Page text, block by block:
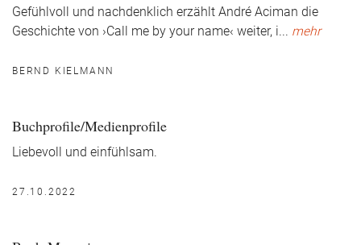
Gefühlvoll und nachdenklich erzählt André Aciman die
Geschichte von ›Call me by your name‹ weiter, i... mehr
BERND KIELMANN
Buchprofile/Medienprofile
Liebevoll und einfühlsam.
27.10.2022